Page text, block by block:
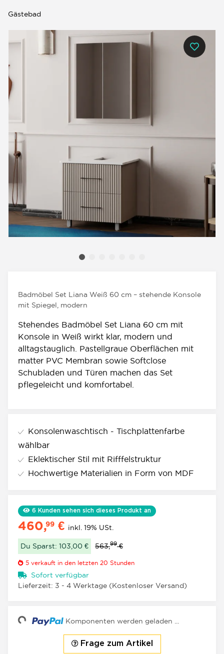
Gästebad
Badmöbel Set Liana Weiß 60 cm – stehende Konsole
mit Spiegel, modern
Stehendes Badmöbel Set Liana 60 cm mit
Konsole in Weiß wirkt klar, modern und
alltagstauglich. Pastellgraue Oberflächen mit
matter PVC Membran sowie Softclose
Schubladen und Türen machen das Set
pflegeleicht und komfortabel.
Konsolenwaschtisch - Tischplattenfarbe
wählbar
Eklektischer Stil mit Rifffelstruktur
Hochwertige Materialien in Form von MDF
6 Kunden sehen sich dieses Produkt an
460,99 € inkl. 19% USt.
Du Sparst: 103,00 € 563,99€
5 verkauft in den letzten 20 Stunden
Sofort verfügbar
Lieferzeit: 3 - 4 Werktage (Kostenloser Versand)
Loading... Komponenten werden geladen ...
Frage zum Artikel